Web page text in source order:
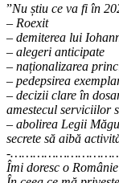
”Nu știu ce va fi în
– Roexit
– demiterea lui
– alegeri anticipate
– naționalizarea
– pedepsirea
– decizii clare în
amestecul serviciilor
– abolirea Legii
secrete să aibă
-
Îmi doresc o